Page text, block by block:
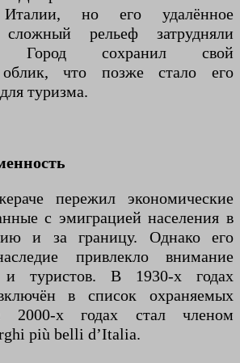
Италии, но его удалённое
рельеф затрудняли
Город сохранил свой
облик, что позже стало его
туризма.
пережил экономические
с эмиграцией населения в
и за границу. Однако его
привлекло внимание
и туристов. В 1930-х годах
в список охраняемых
2000-х годах стал членом
più belli d’Italia.